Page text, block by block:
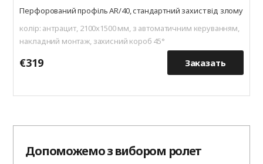
Перфорований профіль AR/40, стандартний захист від злому
колір: антрацит, 2100х1500 мм, з автоматичним керуванням,
накладний монтаж, захисний короб 45°
€319 Заказать
Допоможемо з вибором ролет